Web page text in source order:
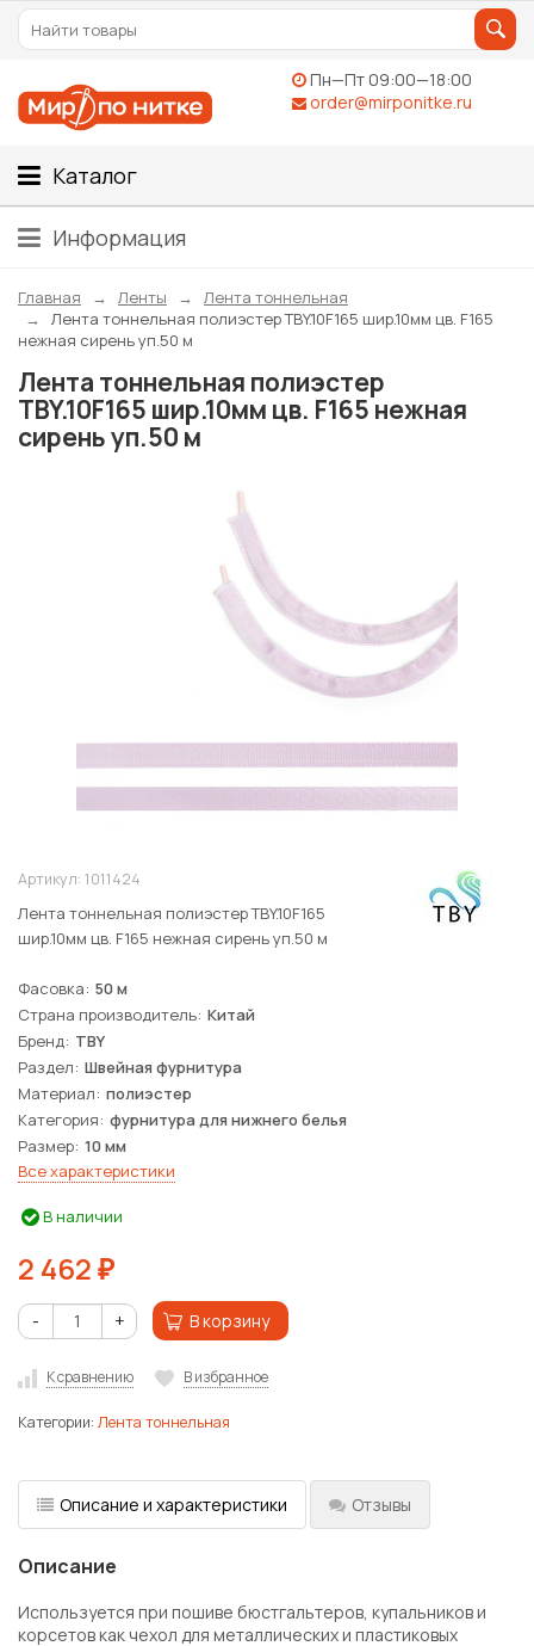
Пн—Пт 09:00—18:00
order@mirponitke.ru
Каталог
Информация
Главная Ленты
Лента тоннельная
Лента тоннельная полиэстер ТBY.10F165 шир.10мм цв. F165
нежная сирень уп.50 м
Лента тоннельная полиэстер
ТBY.10F165 шир.10мм цв. F165 нежная
сирень уп.50 м
Артикул: 1011424
Лента тоннельная полиэстер ТBY.10F165
шир.10мм цв. F165 нежная сирень уп.50 м
Фасовка 50 м
Страна производитель Китай
Бренд TBY
Раздел Швейная фурнитура
Материал полиэстер
Категория фурнитура для нижнего белья
Размер 10 мм
Все характеристики
В наличии
2 462 ₽
- + В корзину
К сравнению В избранное
Категории: Лента тоннельная
Описание и характеристики Отзывы
Описание
Используется при пошиве бюстгальтеров, купальников и
корсетов как чехол для металлических и пластиковых